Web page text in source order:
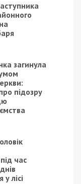
загинула
підозру
час
лісі